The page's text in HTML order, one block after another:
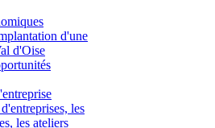
d'une
d'Oise
les
les ateliers